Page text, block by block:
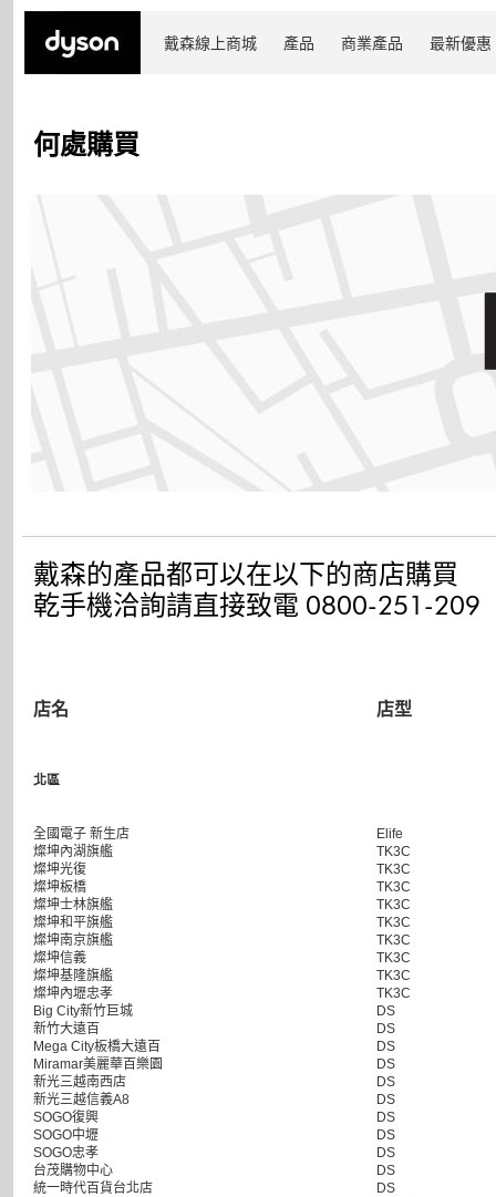
戴森線上商城 產品 商業產品 最新優惠
何處購買
戴森的產品都可以在以下的商店購買
乾手機洽詢請直接致電 0800-251-209
店名 店型
北區
全國電子 新生店
Elife
燦坤內湖旗艦
TK3C
燦坤光復
TK3C
燦坤板橋
TK3C
燦坤士林旗艦
TK3C
燦坤和平旗艦
TK3C
燦坤南京旗艦
TK3C
燦坤信義
TK3C
燦坤基隆旗艦
TK3C
燦坤內壢忠孝
TK3C
Big City新竹巨城
DS
新竹大遠百
DS
Mega City板橋大遠百
DS
Miramar美麗華百樂園
DS
新光三越南西店
DS
新光三越信義A8
DS
SOGO復興
DS
SOGO中壢
DS
SOGO忠孝
DS
台茂購物中心
DS
統一時代百貨台北店
DS